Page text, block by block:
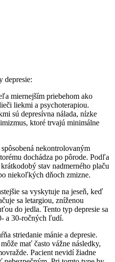
depresie:
miernejším priebehom ako
liekmi a psychoterapiou.
sú depresívna nálada, nízke
ktoré trvajú minimálne
spôsobená nekontrolovaným
dochádza po pôrode. Podľa
stav nadmerného plaču
niekoľkých dňoch zmizne.
sa vyskytuje na jeseň, keď
sa letargiou, zníženou
do jedla. Tento typ depresie sa
a 30-ročných ľudí.
striedanie mánie a depresie.
mať často vážne následky,
Pacient nevidí žiadne